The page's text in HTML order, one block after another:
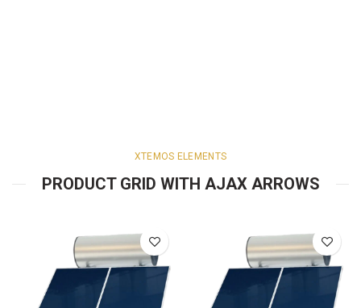
XTEMOS ELEMENTS
PRODUCT GRID WITH AJAX ARROWS